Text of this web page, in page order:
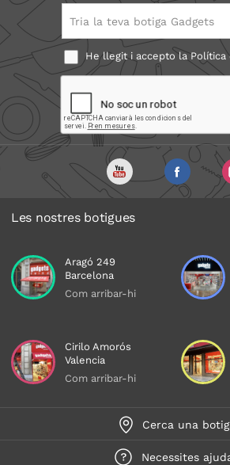
Tria la teva botiga Gadgets
He llegit i accepto laPolítica
Les nostres botigues
Aragó 249
Barcelona
Com arribar-hi
Cirilo Amorós
Valencia
Com arribar-hi
Cerca una
Necessites